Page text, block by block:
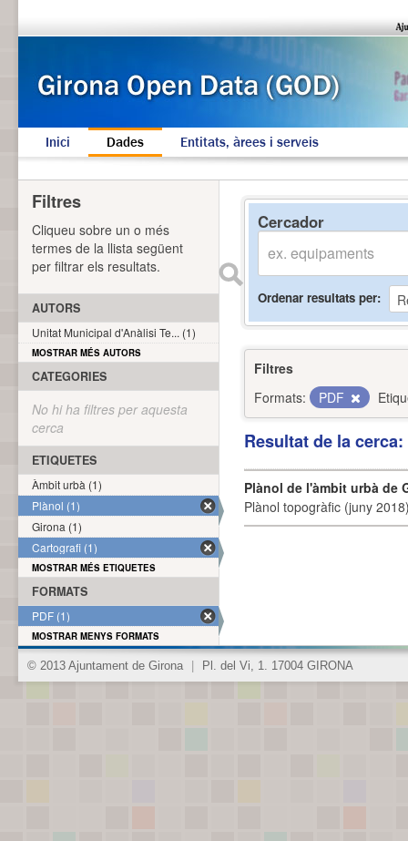
Inici Dades Entitats, àrees i serveis
Cercador
Ordenar resultats per
Filtres
Formats:
PDF
Resultat de la
Plànol de l'àmbit urbà de
Plànol topogràfic (juny
Filtres
Cliqueu sobre un o més
termes de la llista següent
per filtrar els resultats.
AUTORS
Unitat Municipal d'Anàlisi Te... (1)
MOSTRAR MÉS AUTORS
CATEGORIES
No hi ha filtres per aquesta
cerca
ETIQUETES
Àmbit urbà (1)
Plànol (1)
Girona (1)
Cartografi (1)
MOSTRAR MÉS ETIQUETES
FORMATS
PDF (1)
MOSTRAR MENYS FORMATS
© 2013 Ajuntament de Girona Pl. del Vi, 1. 17004 GIRONA